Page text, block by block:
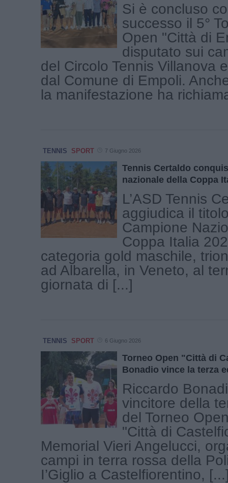
Si è concluso
successo il 5°
Open "Città di
disputato sui
del Circolo Tennis Villanova
dal Comune di Empoli.
la manifestazione ha
TENNIS SPORT 7 Giugno 2026
Tennis Certaldo
nazionale della Coppa
L’ASD Tennis
aggiudica il
Campione
Coppa Italia
categoria gold maschile,
ad Albarella, in Veneto, al
giornata di [...]
TENNIS SPORT 6 Giugno 2026
Torneo Open "Città di
Bonadio vince la terza
Riccardo
vincitore della
del Torneo
"Città di
Memorial Vieri Angelucci,
campi in terra rossa della
I’Giglio a Castelfiorentino,